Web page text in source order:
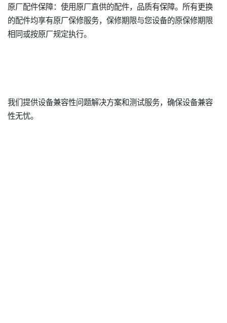
原厂配件保障：使用原厂直供的配件，品质有保障。所有更换
的配件均享有原厂保修服务，保修期限与您设备的原保修期限
相同或按原厂规定执行。
我们提供设备兼容性问题解决方案和测试服务，确保设备兼容
性无忧。